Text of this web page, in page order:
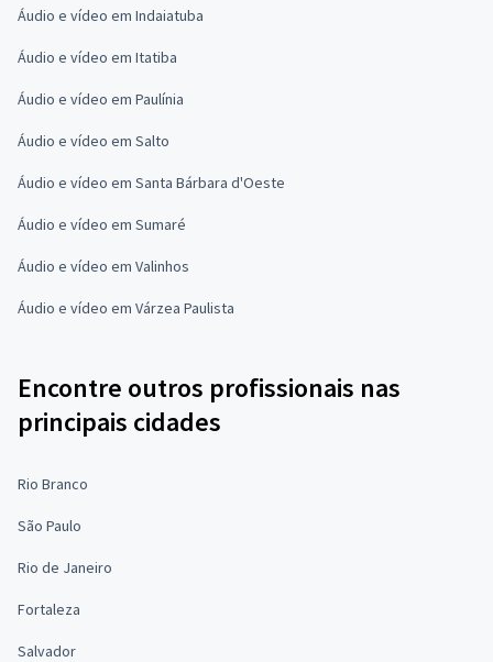
Áudio e vídeo em Indaiatuba
Áudio e vídeo em Itatiba
Áudio e vídeo em Paulínia
Áudio e vídeo em Salto
Áudio e vídeo em Santa Bárbara d'Oeste
Áudio e vídeo em Sumaré
Áudio e vídeo em Valinhos
Áudio e vídeo em Várzea Paulista
Encontre outros profissionais nas
principais cidades
Rio Branco
São Paulo
Rio de Janeiro
Fortaleza
Salvador